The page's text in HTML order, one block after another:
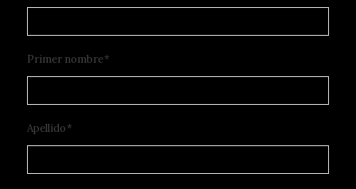
Primer nombre*
Apellido*